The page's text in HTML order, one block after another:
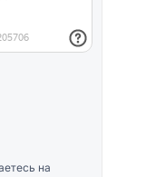
на